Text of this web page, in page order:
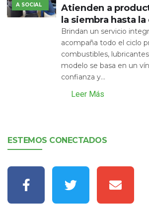
A SOCIAL
Atienden a
la siembra hasta
Brindan un servicio
acompaña todo el ciclo
combustibles,
modelo se basa en un
confianza y...
Leer Más
ESTEMOS CONECTADOS